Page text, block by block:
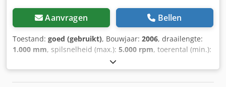
Aanvragen Bellen
Toestand: goed (gebruikt), Bouwjaar: 2006, draailengte:
1.000 mm, spilsnelheid (max.): 5.000 rpm, toerental (min.):
, Wij bieden u aan: Fabrikant: MORI SEIKI Type:
NT 4200/1000S Bouwjaar: 2006 Besturing: MITSUBISHI M-
720BM (MAPPS 2) Technische gegevens: Draailengte: 1.000